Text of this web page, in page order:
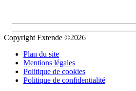
Copyright Extende ©2026
Plan du site
Mentions légales
Politique de cookies
Politique de confidentialité